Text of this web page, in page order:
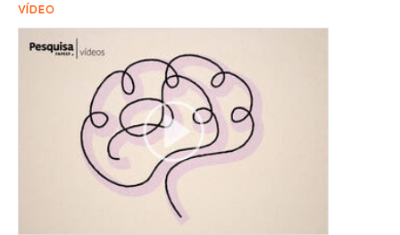
VÍDEO